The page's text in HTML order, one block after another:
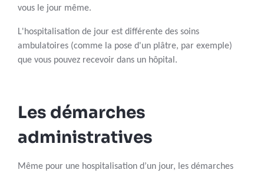
vous le jour même.
L'hospitalisation de jour est différente des soins
ambulatoires (comme la pose d'un plâtre, par exemple)
que vous pouvez recevoir dans un hôpital.
Les démarches
administratives
Même pour une hospitalisation d’un jour, les démarches